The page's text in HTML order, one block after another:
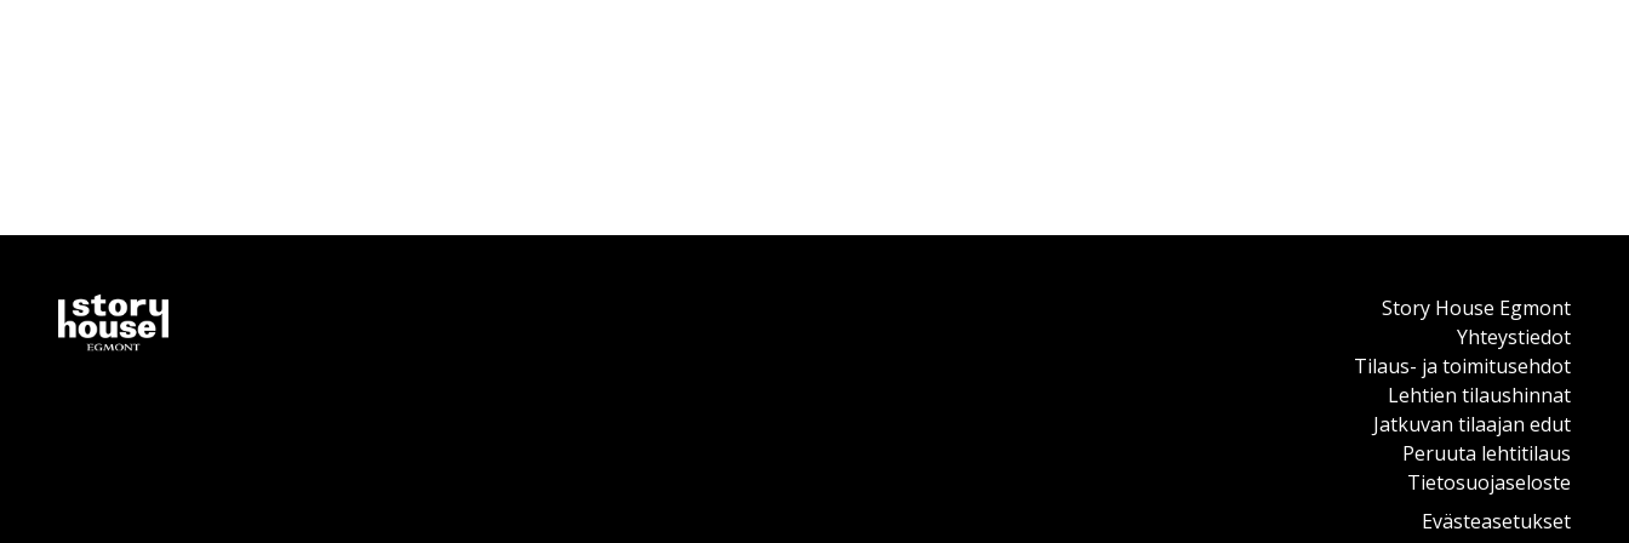
Story House Egmont
Yhteystiedot
Tilaus- ja toimitusehdot
Lehtien tilaushinnat
Jatkuvan tilaajan edut
Peruuta lehtitilaus
Tietosuojaseloste
Evästeasetukset